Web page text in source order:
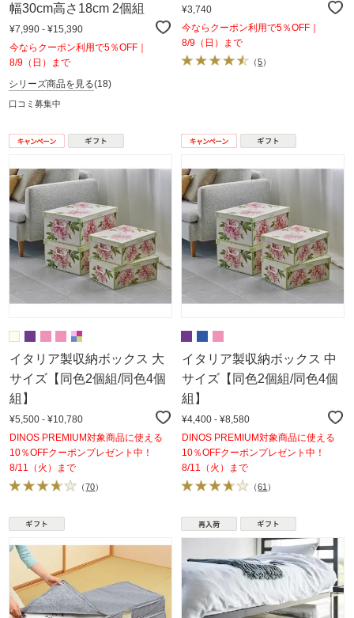
幅30cm高さ18cm 2個組
¥7,990 - ¥15,390
今ならクーポン利用で5％OFF｜
8/9（日）まで
シリーズ商品を見る(18)
口コミ募集中
¥3,740
今ならクーポン利用で5％OFF｜
8/9（日）まで
（5）
イタリア製収納ボックス 大
サイズ【同色2個組/同色4個
組】
¥5,500 - ¥10,780
DINOS PREMIUM対象商品に使える
10％OFFクーポンプレゼント中！
8/11（火）まで
（70）
イタリア製収納ボックス 中
サイズ【同色2個組/同色4個
組】
¥4,400 - ¥8,580
DINOS PREMIUM対象商品に使える
10％OFFクーポンプレゼント中！
8/11（火）まで
（61 ）